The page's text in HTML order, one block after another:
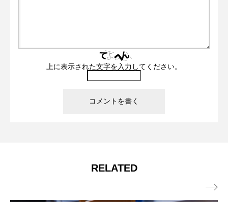
上に表示された文字を入力してください。
RELATED
